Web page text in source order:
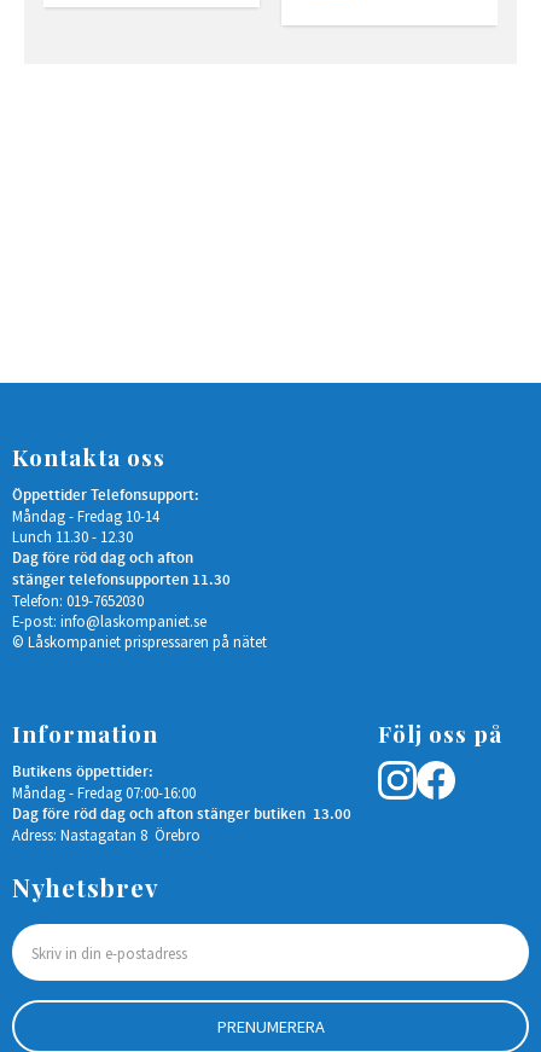
Kontakta oss
Öppettider Telefonsupport:
Måndag - Fredag 10-14
Lunch 11.30 - 12.30
Dag före röd dag och afton
stänger telefonsupporten 11.30
Telefon: 019-7652030
E-post: info@laskompaniet.se
© Låskompaniet prispressaren på nätet
Information
Butikens öppettider:
Måndag - Fredag 07:00-16:00
Dag före röd dag och afton stänger butiken 13.00
Adress: Nastagatan 8 Örebro
Följ oss på
Nyhetsbrev
PRENUMERERA